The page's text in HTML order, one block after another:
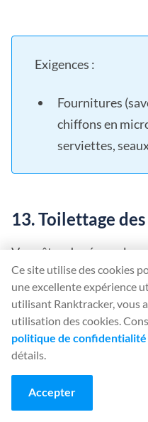
Exigences :
Fournitures
chiffons en
serviettes,
13. Toilettage
Vous êtes doué avec les
pourriez vous lancer
pour gagner un peu
Le toilettage des
généralement le bain, la
de la fourrure et la coupe
ses propres besoins, et
Ce site utilise des cookies
une excellente expérience
utilisant Ranktracker, vous
utilisation des cookies.
politique de confidentialité
détails.
Accepter